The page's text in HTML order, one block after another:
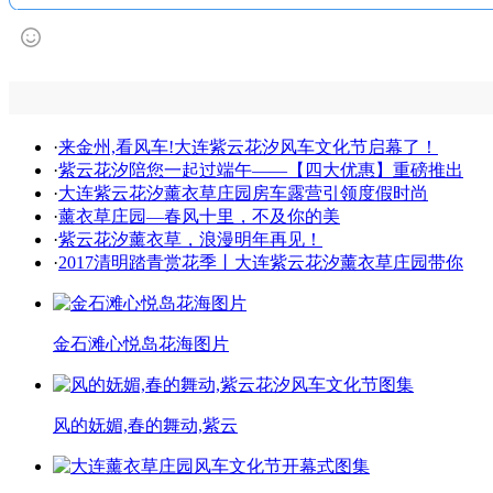
·来金州,看风车!大连紫云花汐风车文化节启幕了！
·紫云花汐陪您一起过端午——【四大优惠】重磅推出
·大连紫云花汐薰衣草庄园房车露营引领度假时尚
·薰衣草庄园—春风十里，不及你的美
·紫云花汐薰衣草，浪漫明年再见！
·2017清明踏青赏花季丨大连紫云花汐薰衣草庄园带你
金石滩心悦岛花海图片
风的妩媚,春的舞动,紫云